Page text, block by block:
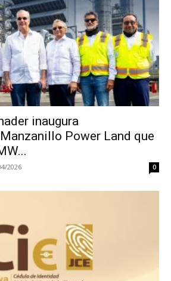
inaugura
Power Land que
2026 0